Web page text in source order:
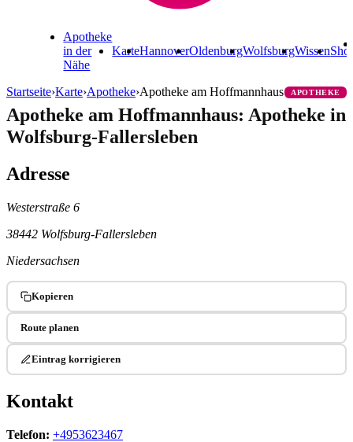
Apotheke
in der
Nähe
KarteHannoverOldenburgWolfsburgWissen
Startseite›Karte›Apotheke›Apotheke am Hoffmannhaus APOTHEKE
Apotheke am Hoffmannhaus: Apotheke in
Wolfsburg-Fallersleben
Adresse
Westerstraße 6
38442 Wolfsburg-Fallersleben
Niedersachsen
Kopieren
Route planen
Eintrag korrigieren
Kontakt
Telefon: +4953623467